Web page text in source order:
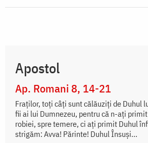
Apostol
Ap. Romani 8, 14-21
Fraților, toți câți sunt călăuziți de Duhul
fii ai lui Dumnezeu, pentru că n-ați
robiei, spre temere, ci ați primit Duhul
strigăm: Avva! Părinte! Duhul Însuși...